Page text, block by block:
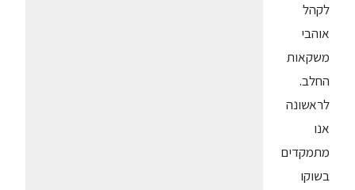
לקהל
אוהבי
משקאות
החלב.
לראשונה
אנו
מתמקדים
בשוקו